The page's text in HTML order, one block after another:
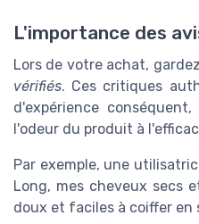
L'importance des
Lors de votre achat,
vérifiés. Ces critiques
d'expérience
l'odeur du produit à
Par exemple, une
Long, mes cheveux secs
doux et faciles à coiffer en